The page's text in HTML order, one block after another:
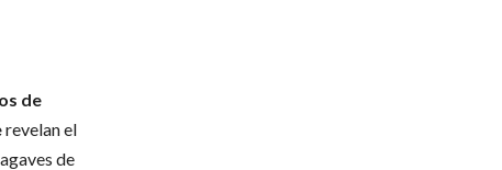
de
revelan el
de